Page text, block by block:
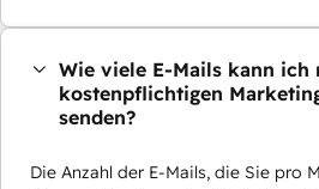
Wie viele E-Mails kann ich
kostenpflichtigen
senden?
Die Anzahl der E-Mails, die Sie pro